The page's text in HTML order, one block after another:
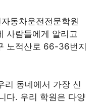
동차운전전문학원
사람들에게 알리고
노적산로 66-36번지
리 동네에서 가장 신
다. 우리 학원은 다양